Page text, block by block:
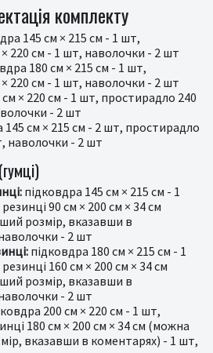
комплекту
145 см × 215 см - 1 шт,
220 см - 1 шт, наволочки - 2 шт
180 см × 215 см - 1 шт,
220 см - 1 шт, наволочки - 2 шт
× 220 см - 1 шт, простирадло 240
- 2 шт
145 см × 215 см - 2 шт, простирадло
наволочки - 2 шт
підковдра 145 см × 215 см - 1
90 см × 200 см × 34 см
розмір, вказавши в
- 2 шт
підковдра 180 см × 215 см - 1
160 см × 200 см × 34 см
розмір, вказавши в
- 2 шт
200 см × 220 см - 1 шт,
180 см × 200 см × 34 см (можна
вказавши в коментарях) - 1 шт,